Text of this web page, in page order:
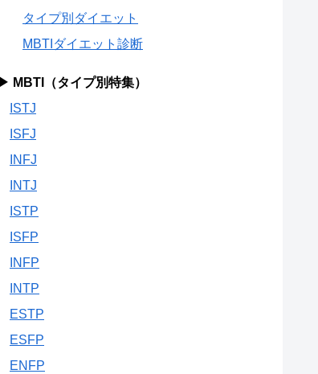
タイプ別ダイエット
MBTIダイエット診断
▶ MBTI（タイプ別特集）
ISTJ
ISFJ
INFJ
INTJ
ISTP
ISFP
INFP
INTP
ESTP
ESFP
ENFP